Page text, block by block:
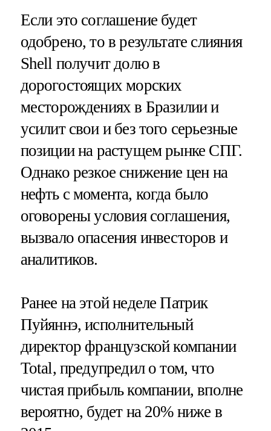
Если это соглашение будет
одобрено, то в результате слияния
Shell получит долю в
дорогостоящих морских
месторождениях в Бразилии и
усилит свои и без того серьезные
позиции на растущем рынке СПГ.
Однако резкое снижение цен на
нефть с момента, когда было
оговорены условия соглашения,
вызвало опасения инвесторов и
аналитиков.
Ранее на этой неделе Патрик
Пуйяннэ, исполнительный
директор французской компании
Total, предупредил о том, что
чистая прибыль компании, вполне
вероятно, будет на 20% ниже в